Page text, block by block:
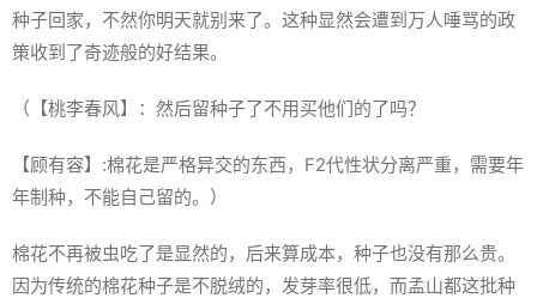
种子回家，不然你明天就别来了。这种显然会遭到万人唾骂的政
策收到了奇迹般的好结果。
（【桃李春风】：然后留种子了不用买他们的了吗？
【顾有容】:棉花是严格异交的东西，F2代性状分离严重，需要年
年制种，不能自己留的。）
棉花不再被虫吃了是显然的，后来算成本，种子也没有那么贵。
因为传统的棉花种子是不脱绒的，发芽率很低，而孟山都这批种